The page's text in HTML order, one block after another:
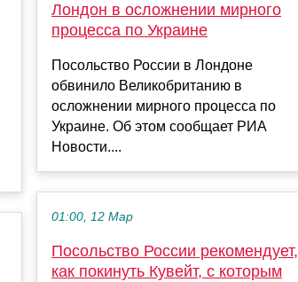
Лондон в осложнении мирного
процесса по Украине
Посольство России в Лондоне
обвинило Великобританию в
осложнении мирного процесса по
Украине. Об этом сообщает РИА
Новости....
01:00, 12 Мар
Посольство России рекомендует,
как покинуть Кувейт, с которым